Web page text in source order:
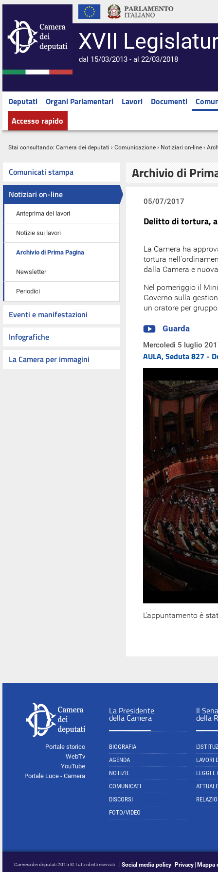
XVII
dal 15/03/2013 - al 22/03/2018
Deputati Organi Parlamentari Lavori Documenti
Accesso rapido
Stai consultando: Camera dei deputati › Comunicazione › Notiziari on-line ›
Comunicati stampa
Notiziari on-line
Anteprima dei lavori
Notizie sui lavori
Archivio di Prima Pagina
Newsletter
Periodici
Eventi e manifestazioni
Infografiche
La Camera per immagini
Archivio di
05/07/2017
Delitto di tortura,
La Camera ha
tortura
dalla Camera e
Nel pomeriggio il
Governo sulla
un oratore per
Guarda
Mercoledì 5 luglio
AULA, Seduta 827 -
L'appuntamento è
Portale storico
WebTv
YouTube
Portale Luce - Camera
La Presidente
della Camera
BIOGRAFIA
AGENDA
NOTIZIE
COMUNICATI
DISCORSI
FOTO/VIDEO
Il
della
LAVORI
LEGGI E
Camera dei deputati 2015 © Tutti i diritti riservati Social media policy Privacy Mappa